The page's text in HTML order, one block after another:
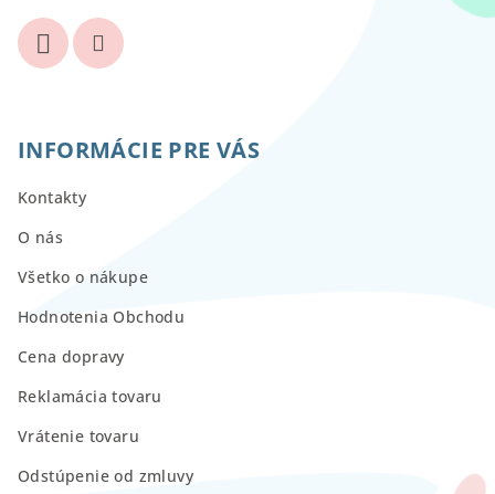
INFORMÁCIE PRE VÁS
Kontakty
O nás
Všetko o nákupe
Hodnotenia Obchodu
Cena dopravy
Reklamácia tovaru
Vrátenie tovaru
Odstúpenie od zmluvy